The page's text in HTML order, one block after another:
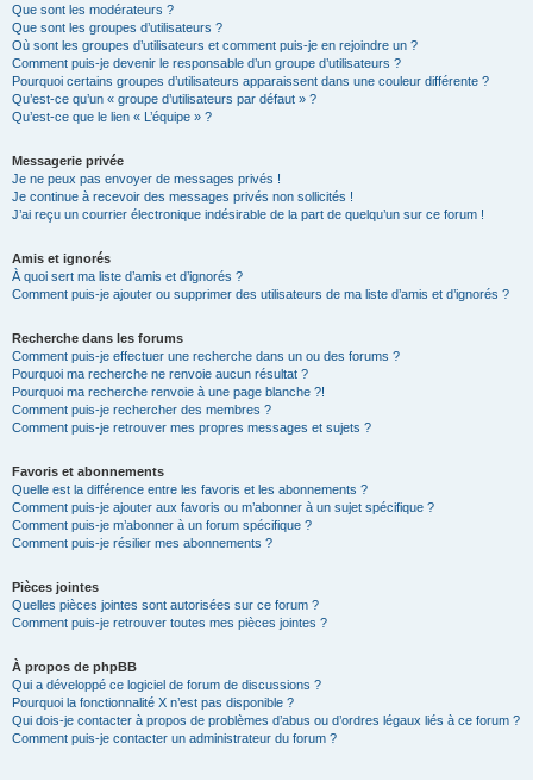
Que sont les modérateurs ?
Que sont les groupes d’utilisateurs ?
Où sont les groupes d’utilisateurs et comment puis-je en rejoindre un ?
Comment puis-je devenir le responsable d’un groupe d’utilisateurs ?
Pourquoi certains groupes d’utilisateurs apparaissent dans une couleur différente ?
Qu’est-ce qu’un « groupe d’utilisateurs par défaut » ?
Qu’est-ce que le lien « L’équipe » ?
Messagerie privée
Je ne peux pas envoyer de messages privés !
Je continue à recevoir des messages privés non sollicités !
J’ai reçu un courrier électronique indésirable de la part de quelqu’un sur ce forum !
Amis et ignorés
À quoi sert ma liste d’amis et d’ignorés ?
Comment puis-je ajouter ou supprimer des utilisateurs de ma liste d’amis et d’ignorés ?
Recherche dans les forums
Comment puis-je effectuer une recherche dans un ou des forums ?
Pourquoi ma recherche ne renvoie aucun résultat ?
Pourquoi ma recherche renvoie à une page blanche ?!
Comment puis-je rechercher des membres ?
Comment puis-je retrouver mes propres messages et sujets ?
Favoris et abonnements
Quelle est la différence entre les favoris et les abonnements ?
Comment puis-je ajouter aux favoris ou m’abonner à un sujet spécifique ?
Comment puis-je m’abonner à un forum spécifique ?
Comment puis-je résilier mes abonnements ?
Pièces jointes
Quelles pièces jointes sont autorisées sur ce forum ?
Comment puis-je retrouver toutes mes pièces jointes ?
À propos de phpBB
Qui a développé ce logiciel de forum de discussions ?
Pourquoi la fonctionnalité X n’est pas disponible ?
Qui dois-je contacter à propos de problèmes d’abus ou d’ordres légaux liés à ce forum ?
Comment puis-je contacter un administrateur du forum ?